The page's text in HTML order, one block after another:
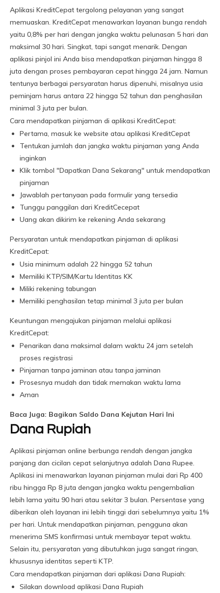
Aplikasi KreditCepat tergolong pelayanan yang sangat
memuaskan. KreditCepat menawarkan layanan bunga rendah
yaitu 0,8% per hari dengan jangka waktu pelunasan 5 hari dan
maksimal 30 hari. Singkat, tapi sangat menarik. Dengan
aplikasi pinjol ini Anda bisa mendapatkan pinjaman hingga 8
juta dengan proses pembayaran cepat hingga 24 jam. Namun
tentunya berbagai persyaratan harus dipenuhi, misalnya usia
peminjam harus antara 22 hingga 52 tahun dan penghasilan
minimal 3 juta per bulan.
Cara mendapatkan pinjaman di aplikasi KreditCepat:
Pertama, masuk ke website atau aplikasi KreditCepat
Tentukan jumlah dan jangka waktu pinjaman yang Anda
inginkan
Klik tombol "Dapatkan Dana Sekarang" untuk mendapatkan
pinjaman
Jawablah pertanyaan pada formulir yang tersedia
Tunggu panggilan dari KreditCecepat
Uang akan dikirim ke rekening Anda sekarang
Persyaratan untuk mendapatkan pinjaman di aplikasi
KreditCepat:
Usia minimum adalah 22 hingga 52 tahun
Memiliki KTP/SIM/Kartu Identitas KK
Miliki rekening tabungan
Memiliki penghasilan tetap minimal 3 juta per bulan
Keuntungan mengajukan pinjaman melalui aplikasi
KreditCepat:
Penarikan dana maksimal dalam waktu 24 jam setelah
proses registrasi
Pinjaman tanpa jaminan atau tanpa jaminan
Prosesnya mudah dan tidak memakan waktu lama
Aman
Baca Juga: Bagikan Saldo Dana Kejutan Hari Ini
Dana Rupiah
Aplikasi pinjaman online berbunga rendah dengan jangka
panjang dan cicilan cepat selanjutnya adalah Dana Rupee.
Aplikasi ini menawarkan layanan pinjaman mulai dari Rp 400
ribu hingga Rp 8 juta dengan jangka waktu pengembalian
lebih lama yaitu 90 hari atau sekitar 3 bulan. Persentase yang
diberikan oleh layanan ini lebih tinggi dari sebelumnya yaitu 1%
per hari. Untuk mendapatkan pinjaman, pengguna akan
menerima SMS konfirmasi untuk membayar tepat waktu.
Selain itu, persyaratan yang dibutuhkan juga sangat ringan,
khususnya identitas seperti KTP.
Cara mendapatkan pinjaman dari aplikasi Dana Rupiah:
Silakan download aplikasi Dana Rupiah